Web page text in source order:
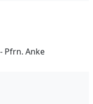
Pfrn. Anke